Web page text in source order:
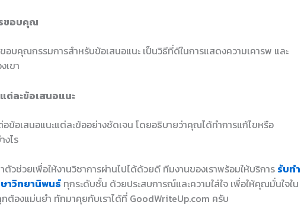
ขอบคุณ
อบคุณกรรมการสำหรับข้อเสนอแนะ เป็นวิธีที่ดีในการแสดงความเคารพ และ
เขา
ต่ละข้อเสนอแนะ
อเสนอแนะแต่ละข้ออย่างชัดเจน โดยอธิบายว่าคุณได้ทำการแก้ไขหรือ
งไร
วช่วยเพื่อให้งานวิชาการผ่านไปได้ด้วยดี ทีมงานของเราพร้อมให้บริการ รับทำ
าวิทยานิพนธ์ ทุกระดับชั้น ด้วยประสบการณ์และความใส่ใจ เพื่อให้คุณมั่นใจใน
องแม่นยำ ทักมาคุยกับเราได้ที่ GoodWriteUp.com ครับ